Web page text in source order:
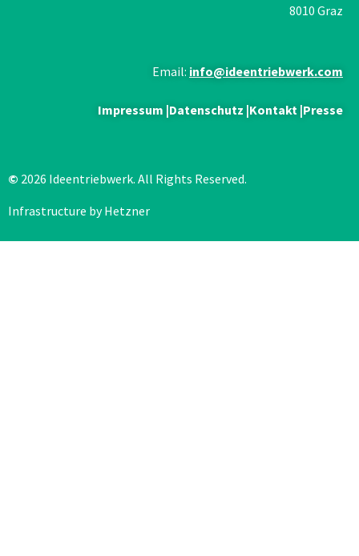
8010 Graz
Email: info@ideentriebwerk.com
Impressum |Datenschutz |Kontakt |Presse
© 2026 Ideentriebwerk. All Rights Reserved.
Infrastructure by Hetzner